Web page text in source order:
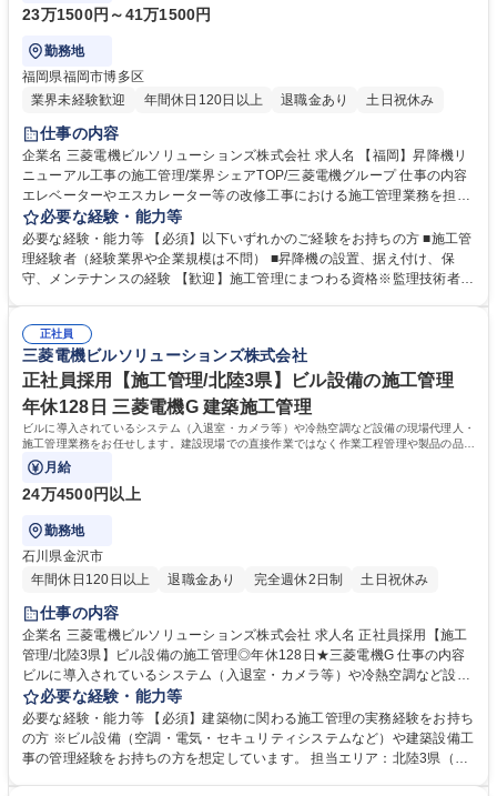
23万1500円～41万1500円
勤務地
福岡県福岡市博多区
業界未経験歓迎
年間休日120日以上 退職金あり 土日祝休み
仕事の内容
企業名 三菱電機ビルソリューションズ株式会社 求人名 【福岡】昇降機リ
ニューアル工事の施工管理/業界シェアTOP/三菱電機グループ 仕事の内容
エレベーターやエスカレーター等の改修工事における施工管理業務を担当
して頂きます。現場の施工については外部の協力会社がいるため、工期の
進捗、品質管理が主な業務となります。 お客様との打ち合わせ、工程やコ
ストの管理、協力会社の手配 ・マネジメント、試験調査の取り纏めなど。
◎国内トップクラスのシェアを誇る三菱電機製のエレベーターのため新工
土日出勤の場合もしっかり代休取得可。（業務内容の変更の範囲）当社業
務全般 募集職種 【福岡】昇降機リニューアル工事の施工管理/業界シェア
TOP/三菱電機グループ
必要な経験・能力等
必要な経験・能力等 【必須】以下いずれかのご経験をお持ちの方 ■施工管
理経験者（経験業界や企業規模は不問） ■昇降機の設置、据え付け、保
守、メンテナンスの経験 【歓迎】施工管理にまつわる資格※監理技術者
ループの一員として、昇降機業界トップクラスのシェアを誇る当社。社会
インフラを支えるやりがいと、安定した経営基盤のもとで、長期的なキャ
リア形成が可能です。 学歴・資格 学歴：大学院 大学 高専 短大 専修学校
高校 語学力： 資格：
正社員
三菱電機ビルソリューションズ株式会社
正社員採用【施工管理/北陸3県】ビル設備の施工管理
年休128日 三菱電機G 建築施工管理
ビルに導入されているシステム（入退室・カメラ等）や冷熱空調など設備の現場代理人・
施工管理業務をお任せします。建設現場での直接作業ではなく作業工程管理や製品の品質
管理をお任せします。
月給
24万4500円以上
勤務地
石川県金沢市
年間休日120日以上
退職金あり 完全週休2日制 土日祝休み
仕事の内容
企業名 三菱電機ビルソリューションズ株式会社 求人名 正社員採用【施工
管理/北陸3県】ビル設備の施工管理◎年休128日★三菱電機G 仕事の内容
ビルに導入されているシステム（入退室・カメラ等）や冷熱空調など設備
の現場代理人・施工管理業務をお任せします。建設現場での直接作業では
なく作業工程管理や製品の品質管理をお任せします。 【具体的には】建築
工程と据付工事のズレや製品の不具合等様々な問題に対し、建築会社や関
係部門と連携を取り問題を解決していきます。現地調査→工程立案(施工
必要な経験・能力等
必要な経験・能力等 【必須】建築物に関わる施工管理の実務経験をお持ち
の方 ※ビル設備（空調・電気・セキュリティシステムなど）や建築設備工
事の管理経験をお持ちの方を想定しています。 担当エリア：北陸3県（富